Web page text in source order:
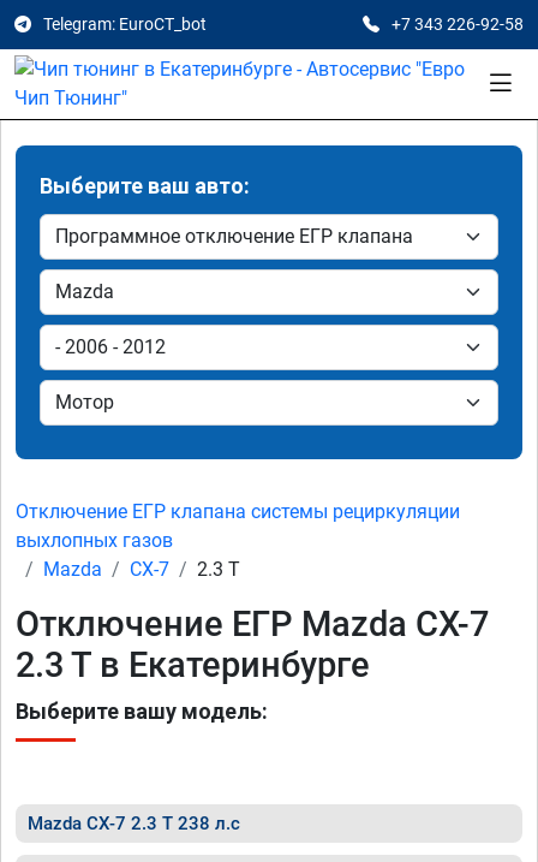
Telegram: EuroCT_bot +7 343 226-92-58
Выберите ваш авто:
Отключение ЕГР клапана системы рециркуляции
выхлопных газов
Mazda
CX-7 2.3 T
Отключение ЕГР Mazda CX-7
2.3 T в Екатеринбурге
Выберите вашу модель:
Mazda CX-7 2.3 T 238 л.с